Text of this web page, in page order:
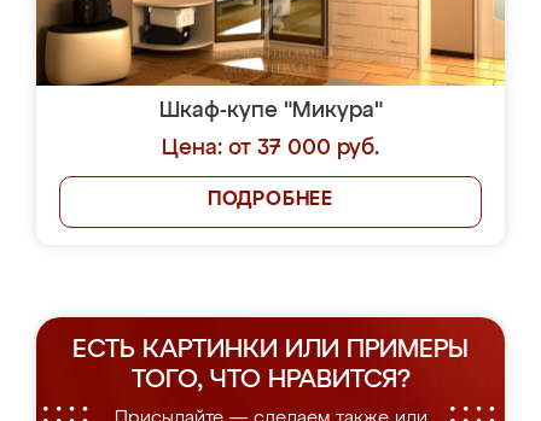
Шкаф-купе "Микура"
Цена: от 37 000 руб.
ПОДРОБНЕЕ
ЕСТЬ КАРТИНКИ ИЛИ ПРИМЕРЫ
ТОГО, ЧТО НРАВИТСЯ?